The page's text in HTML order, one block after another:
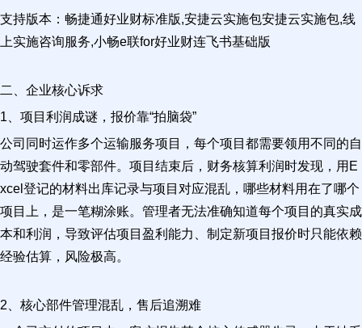
支持版本：畅捷通好业财标准版,安捷云实施包安捷云实施包,线
上实施咨询服务,小畅e联for好业财连飞书基础版
二、企业核心诉求
1、项目利润成谜，报价靠“拍脑袋”
公司同时运作多个运输服务项目，每个项目都需要领用不同的自
动驾驶套件和零部件。项目结束后，财务核算利润时发现，用E
xcel登记的材料出库记录与项目对应混乱，哪些材料用在了哪个
项目上，是一笔糊涂账。管理者无法准确知道每个项目的真实成
本和利润，导致评估项目盈利能力、制定新项目报价时只能依赖
经验估算，风险极高。
2、核心部件管理混乱，售后追溯难